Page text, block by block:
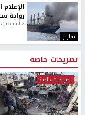
تقارير
رواية
2 أسبوعين، 4 أيام ago
تصريحات خاصة
تصريحات خاصة